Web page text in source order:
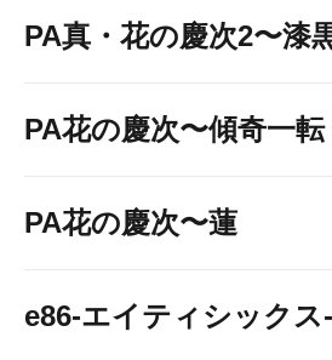
PA真・花の慶次2〜漆
PA花の慶次〜傾奇一転
PA花の慶次〜蓮
e86-エイティシックス-